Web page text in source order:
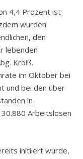
4,4 Prozent ist
wurden
den
lebenden
Kroiß.
im Oktober bei
und bei den über
in
Arbeitslosen
initiiert wurde,